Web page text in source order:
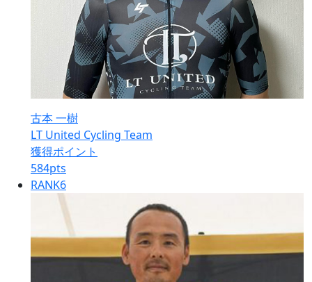
古本 一樹
LT United Cycling Team
獲得ポイント
584pts
RANK6